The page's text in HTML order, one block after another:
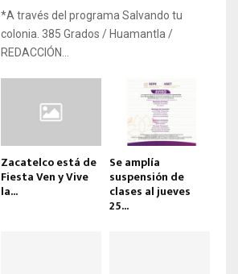
*A través del programa Salvando tu
colonia. 385 Grados / Huamantla /
REDACCIÓN...
Zacatelco está de
Fiesta Ven y Vive
la...
Se amplía
suspensión de
clases al jueves
25...